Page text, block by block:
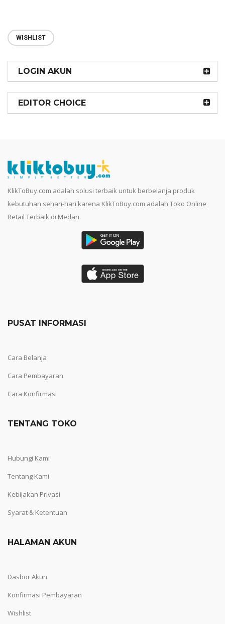
WISHLIST
LOGIN AKUN
EDITOR CHOICE
KlikToBuy.com adalah solusi terbaik untuk berbelanja produk
kebutuhan sehari-hari karena KlikToBuy.com adalah Toko Online
Retail Terbaik di Medan.
PUSAT INFORMASI
Cara Belanja
Cara Pembayaran
Cara Konfirmasi
TENTANG TOKO
Hubungi Kami
Tentang Kami
Kebijakan Privasi
Syarat & Ketentuan
HALAMAN AKUN
Dasbor Akun
Konfirmasi Pembayaran
Wishlist